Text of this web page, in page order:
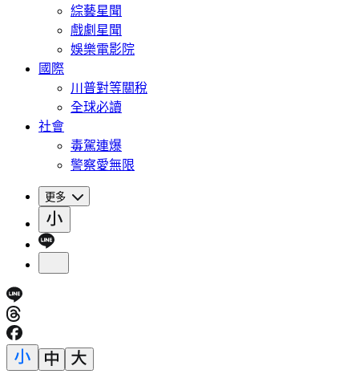
綜藝星聞
戲劇星聞
娛樂電影院
國際
川普對等關稅
全球必讀
社會
毒駕連爆
警察愛無限
更多